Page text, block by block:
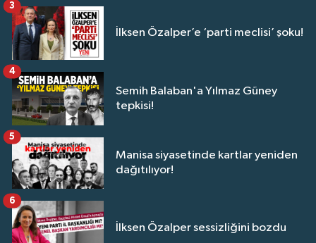
İlksen Özalper’e ‘parti meclisi’ şoku!
3
Semih Balaban'a Yılmaz Güney
tepkisi!
4
Manisa siyasetinde kartlar yeniden
dağıtılıyor!
5
İlksen Özalper sessizliğini bozdu
6